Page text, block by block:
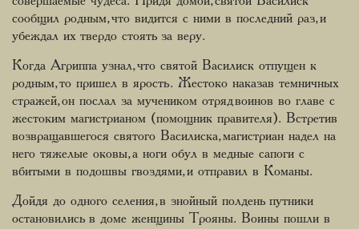
сообщил родным, что видится с ними в последний раз, и
убеждал их твердо стоять за веру.
Когда Агриппа узнал, что святой Василиск отпущен к
родным, то пришел в ярость. Жестоко наказав темничных
стражей, он послал за мучеником отряд воинов во главе с
жестоким магистрианом (помощник правителя). Встретив
возвращавшегося святого Василиска, магистриан надел на
него тяжелые оковы, а ноги обул в медные сапоги с
вбитыми в подошвы гвоздями, и отправил в Команы.
Дойдя до одного селения, в знойный полдень путники
остановились в доме женщины Трояны. Воины пошли в